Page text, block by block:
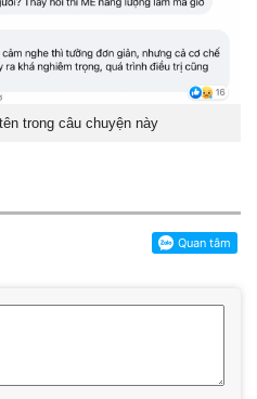
trong câu chuyện này